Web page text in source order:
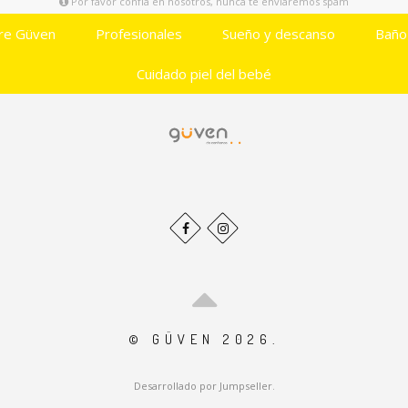
Güven Profesionales Sueño y descanso
Cuidado piel del bebé
© GÜVEN 2026.
Desarrollado por Jumpseller.